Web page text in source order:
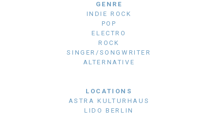
GENRE
INDIE ROCK
POP
ELECTRO
ROCK
SINGER/SONGWRITER
ALTERNATIVE
LOCATIONS
ASTRA KULTURHAUS
LIDO BERLIN